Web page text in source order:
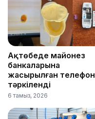
Ақтөбеде майонез
банкаларына
жасырылған телефон
тәркіленді
6 тамыз, 2026